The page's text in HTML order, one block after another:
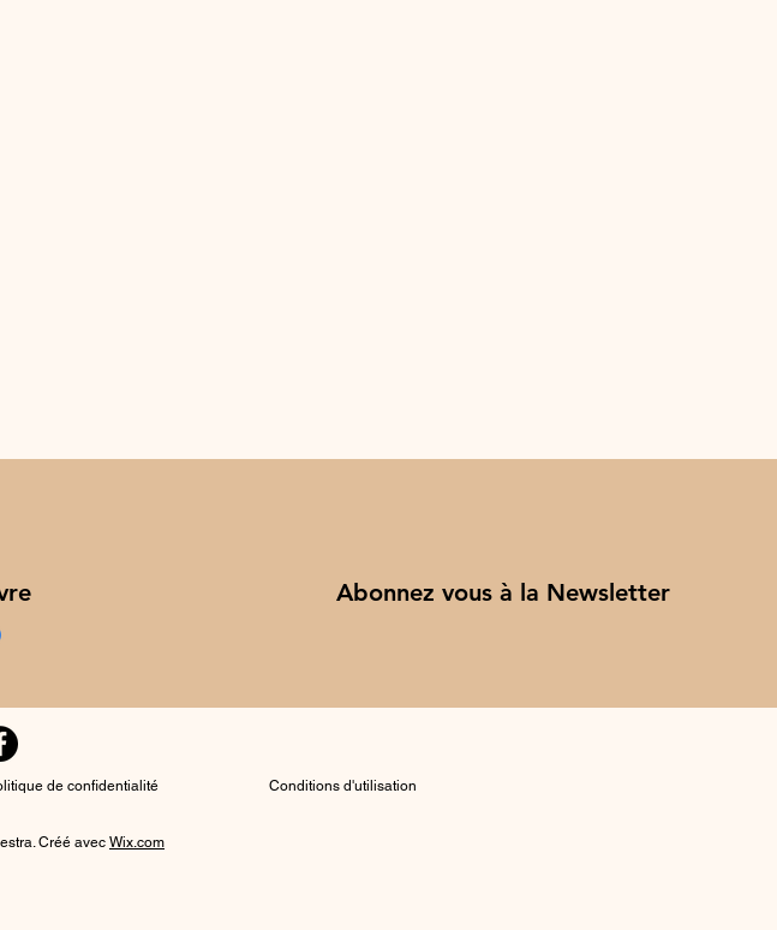
Abonnez vous à la Newsletter
de confidentialité Conditions d'utilisation
Créé avec Wix.com